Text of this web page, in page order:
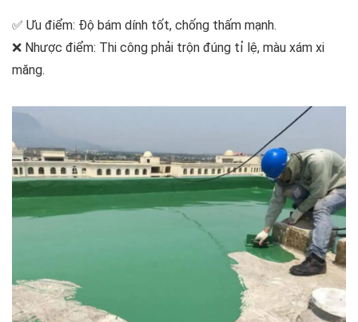
✅ Ưu điểm: Độ bám dính tốt, chống thấm mạnh.
❌ Nhược điểm: Thi công phải trộn đúng tỉ lệ, màu xám xi
măng.